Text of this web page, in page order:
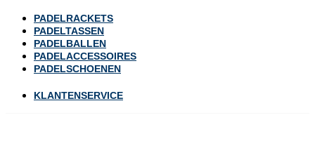
PADELRACKETS
PADELTASSEN
PADELBALLEN
PADELACCESSOIRES
PADELSCHOENEN
KLANTENSERVICE